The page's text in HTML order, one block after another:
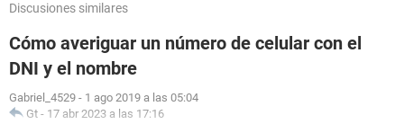
Discusiones similares
Cómo averiguar un número de celular con el
DNI y el nombre
Gabriel_4529 - 1 ago 2019 a las 05:04
Gt - 17 abr 2023 a las 17:16